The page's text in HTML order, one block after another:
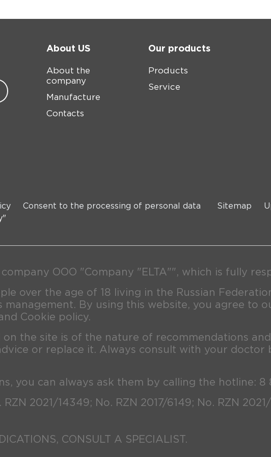
About US
About the
company
Manufacture
Contacts
Our products
Products
Service
Consent to the processing of personal data Sitemap
company OOO "Company "ELTA"", which is fully
over the age of 18 living in the Russian
By using this website, you agree to
Cookie policy.
on the site is of the nature of recommendations
or replace it. Always consult with your
you can always ask them by calling the hotline: 8
RZN 2021/14349; No. RZN 2017/6149; No. RZN
CONSULT A SPECIALIST.